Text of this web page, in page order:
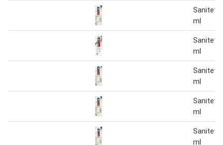
Sanitet
ml
Sanitet
ml
Sanitet
ml
Sanitet
ml
Sanitet
ml